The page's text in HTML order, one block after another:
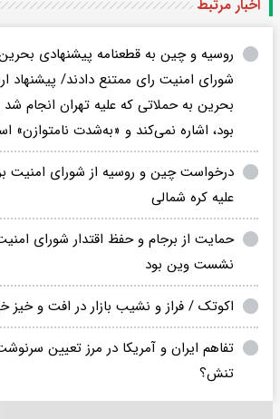
اخبار مرتبط
روسیه و چین به قطعنامه پیشنهادی بحرین
شورای امنیت رای ممتنع دادند/ پیشنهاد
بحرین به حملاتی که علیه تهران انجام
بود، اشاره نمی‌کند و «به‌شدت نامتوازن»
درخواست چین و روسیه از شورای امنیت
علیه کره شمالی
حمایت از برجام و حفظ اقتدار شورای
نشست وین بود
اکوتک / فراز و نشیب بازار در افت و خیز
تفاهم ایران و آمریکا در مرز تعیین
تنش؟